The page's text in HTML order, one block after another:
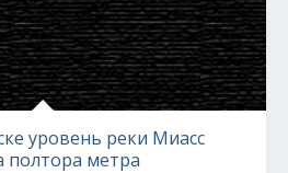
уровень реки Миасс
полтора метра